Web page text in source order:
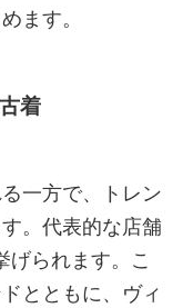
ます。
着
一方で、トレン
。代表的な店舗
げられます。こ
とともに、ヴィ